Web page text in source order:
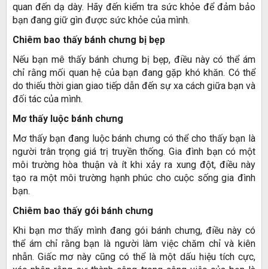
quan đến dạ dày. Hãy đến kiểm tra sức khỏe để đảm bảo
bạn đang giữ gìn được sức khỏe của mình.
Chiêm bao thấy bánh chưng bị bẹp
Nếu bạn mê thấy bánh chưng bị bẹp, điều này có thể ám
chỉ rằng mối quan hệ của bạn đang gặp khó khăn. Có thể
do thiếu thời gian giao tiếp dẫn đến sự xa cách giữa bạn và
đối tác của mình.
Mơ thấy luộc bánh chưng
Mơ thấy bạn đang luộc bánh chưng có thể cho thấy bạn là
người trân trọng giá trị truyền thống. Gia đình bạn có một
môi trường hòa thuận và ít khi xảy ra xung đột, điều này
tạo ra một môi trường hạnh phúc cho cuộc sống gia đình
bạn.
Chiêm bao thấy gói bánh chưng
Khi bạn mơ thấy mình đang gói bánh chưng, điều này có
thể ám chỉ rằng bạn là người làm việc chăm chỉ và kiên
nhẫn. Giấc mơ này cũng có thể là một dấu hiệu tích cực,